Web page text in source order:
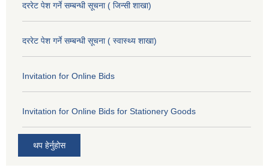
दररेट पेश गर्ने सम्बन्धी सूचना ( जिन्सी शाखा)
दररेट पेश गर्ने सम्बन्धी सूचना ( स्वास्थ्य शाखा)
Invitation for Online Bids
Invitation for Online Bids for Stationery Goods
थप हेर्नुहोस